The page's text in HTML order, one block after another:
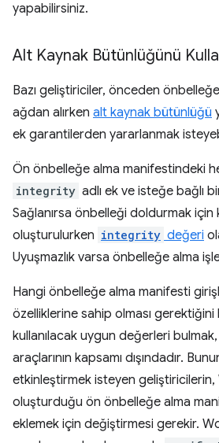
yapabilirsiniz.
Alt Kaynak Bütünlüğünü
Bazı geliştiriciler, önceden önbelleğe
ağdan alırken alt kaynak bütünlüğü
ek garantilerden yararlanmak
Ön önbelleğe alma manifestindeki
integrity adlı ek ve isteğe bağlı
Sağlanırsa önbelleği doldurmak için
oluşturulurken integrity değeri
Uyuşmazlık varsa önbelleğe alma
Hangi önbelleğe alma manifesti
özelliklerine sahip olması gerektiğini
kullanılacak uygun değerleri
araçlarının kapsamı dışındadır.
etkinleştirmek isteyen
oluşturduğu ön önbelleğe alma
eklemek için değiştirmesi gerekir.